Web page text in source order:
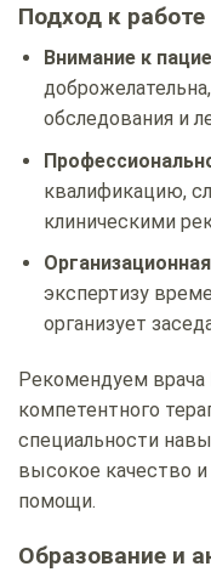
Подход к работе
Внимание к
обследования и
квалификацию,
клиническими
экспертизу
организует
Рекомендуем
компетентного
специальности
высокое качество
помощи.
Образование и